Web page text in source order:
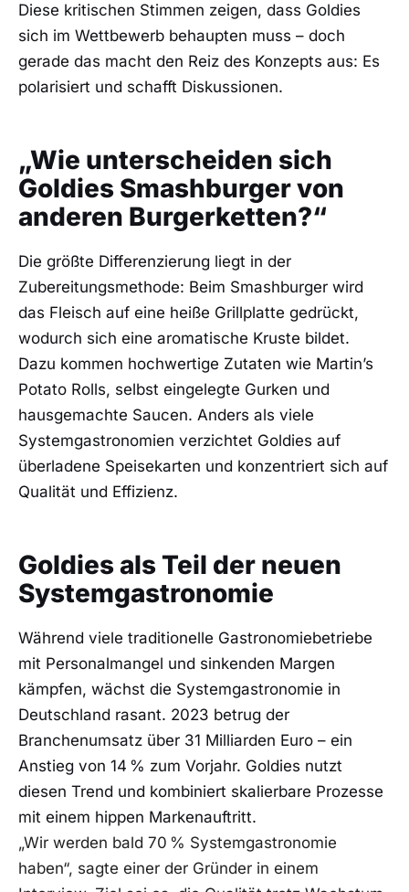
Diese kritischen Stimmen zeigen, dass Goldies
sich im Wettbewerb behaupten muss – doch
gerade das macht den Reiz des Konzepts aus: Es
polarisiert und schafft Diskussionen.
„Wie unterscheiden sich
Goldies Smashburger von
anderen Burgerketten?“
Die größte Differenzierung liegt in der
Zubereitungsmethode: Beim Smashburger wird
das Fleisch auf eine heiße Grillplatte gedrückt,
wodurch sich eine aromatische Kruste bildet.
Dazu kommen hochwertige Zutaten wie Martin’s
Potato Rolls, selbst eingelegte Gurken und
hausgemachte Saucen. Anders als viele
Systemgastronomien verzichtet Goldies auf
überladene Speisekarten und konzentriert sich auf
Qualität und Effizienz.
Goldies als Teil der neuen
Systemgastronomie
Während viele traditionelle Gastronomiebetriebe
mit Personalmangel und sinkenden Margen
kämpfen, wächst die Systemgastronomie in
Deutschland rasant. 2023 betrug der
Branchenumsatz über 31 Milliarden Euro – ein
Anstieg von 14 % zum Vorjahr. Goldies nutzt
diesen Trend und kombiniert skalierbare Prozesse
mit einem hippen Markenauftritt.
„Wir werden bald 70 % Systemgastronomie
haben“, sagte einer der Gründer in einem